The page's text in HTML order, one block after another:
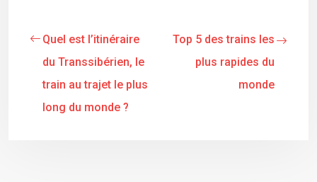
Quel est l’itinéraire
du Transsibérien, le
train au trajet le plus
long du monde ?
Top 5 des trains les
plus rapides du
monde